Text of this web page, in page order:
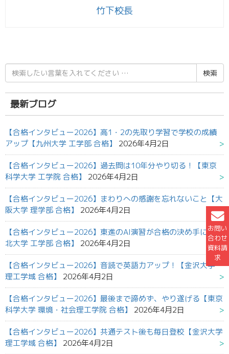
お問い
合わせ
資料請
求
竹下校長
検
索
結
果:
最新ブログ
【合格インタビュー2026】高1・2の先取り学習で学校の成績
アップ【九州大学 工学部 合格】
2026年4月2日
【合格インタビュー2026】過去問は10年分やり切る！【東京
科学大学 工学院 合格】
2026年4月2日
【合格インタビュー2026】まわりへの感謝を忘れないこと【大
阪大学 理学部 合格】
2026年4月2日
【合格インタビュー2026】東進のAI演習が合格の決め手に【東
北大学 工学部 合格】
2026年4月2日
【合格インタビュー2026】音読で英語力アップ！【金沢大学
理工学域 合格】
2026年4月2日
【合格インタビュー2026】最後まで諦めず、やり遂げる【東京
科学大学 環境・社会理工学院 合格】
2026年4月2日
【合格インタビュー2026】共通テスト後も毎日登校【金沢大学
理工学域 合格】
2026年4月2日